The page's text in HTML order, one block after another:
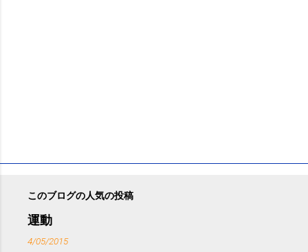
このブログの人気の投稿
運動
4/05/2015